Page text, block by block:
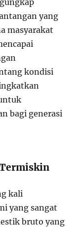
yang
masyarakat
kondisi
bagi generasi
kali
yang sangat
bruto yang